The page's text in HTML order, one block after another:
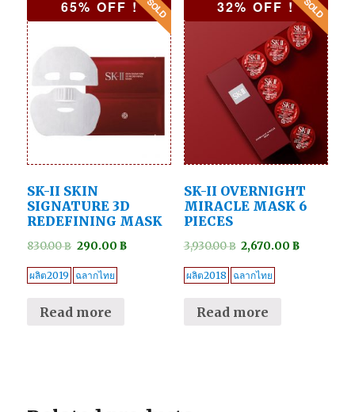
65% OFF !
SK-II SKIN
SIGNATURE 3D
REDEFINING MASK
830.00฿ 290.00 ฿
ผลิต2019 ฉลากไทย
Read more
32% OFF !
SK-II OVERNIGHT
MIRACLE MASK 6
PIECES
3,930.00฿ 2,670.00฿
ผลิต2018 ฉลากไทย
Read more